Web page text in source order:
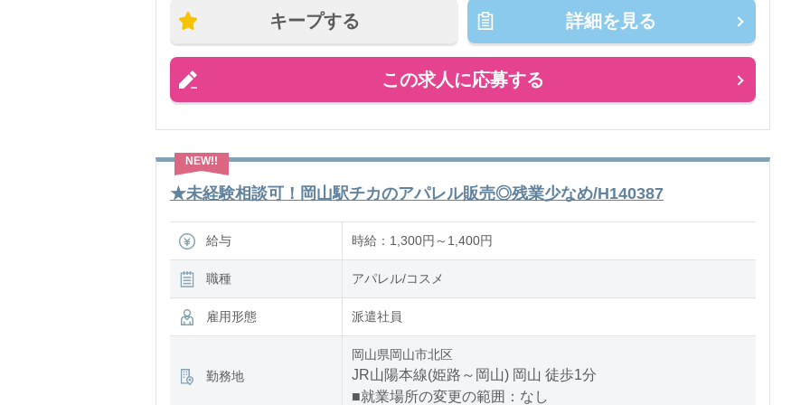
キープする 詳細を見る
この求人に応募する
★未経験相談可！岡山駅チカのアパレル販売◎残業少なめ/H140387
給与 時給：1,300円～1,400円
職種 アパレル/コスメ
雇用形態 派遣社員
勤務地
岡山県岡山市北区
JR山陽本線(姫路～岡山) 岡山 徒歩1分
■就業場所の変更の範囲：なし